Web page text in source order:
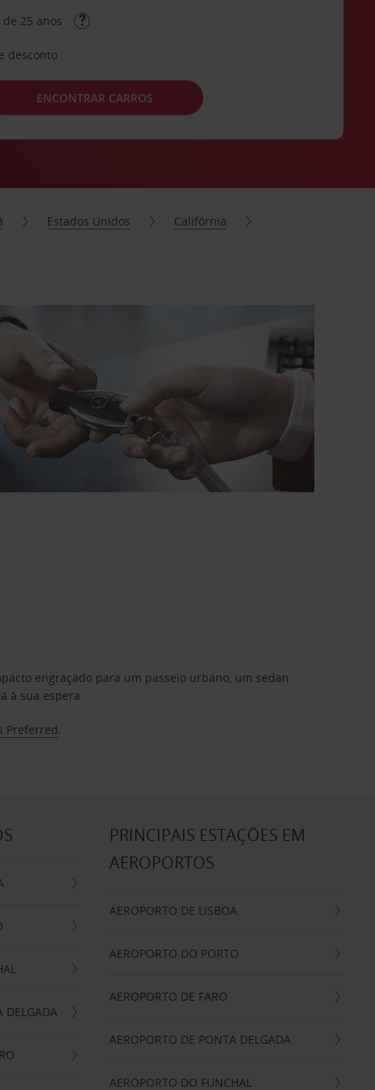
25 anos
desconto
ENCONTRAR CARROS
Estados Unidos
Califórnia
engraçado para um passeio urbano, um sedan
à sua espera.
Preferred.
DELGADA
PRINCIPAIS ESTAÇÕES EM
AEROPORTOS
AEROPORTO DE LISBOA
AEROPORTO DO PORTO
AEROPORTO DE FARO
AEROPORTO DE PONTA DELGADA
AEROPORTO DO FUNCHAL